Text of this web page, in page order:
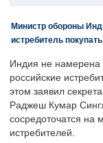
Министр обороны
истребитель
Индия не намерена
российские
этом заявил
Раджеш Кумар
сосредоточатся на
истребителей.